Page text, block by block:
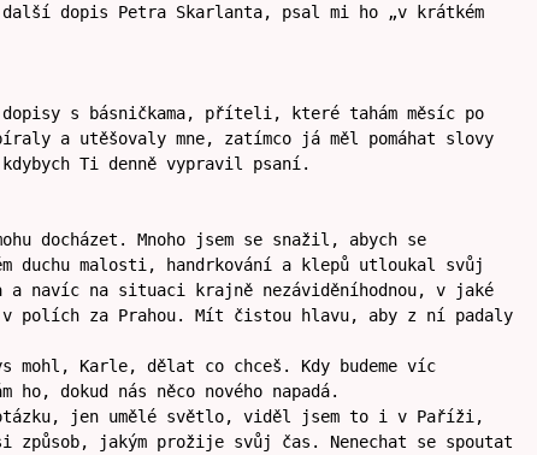
dopis Petra Skarlanta, psal mi ho „v krátkém
s básničkama, příteli, které tahám měsíc po
a utěšovaly mne, zatímco já měl pomáhat slovy
Ti denně vypravil psaní.
docházet. Mnoho jsem se snažil, abych se
duchu malosti, handrkování a klepů utloukal svůj
navíc na situaci krajně nezáviděníhodnou, v jaké
v polích za Prahou. Mít čistou hlavu, aby z ní padaly
Karle, dělat co chceš. Kdy budeme víc
ho, dokud nás něco nového napadá.
jen umělé světlo, viděl jsem to i v Paříži,
jakým prožije svůj čas. Nenechat se spoutat